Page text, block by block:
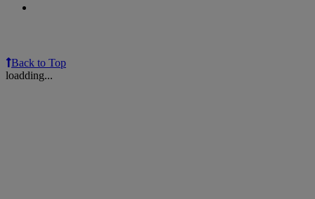
Back to Top
loadding...